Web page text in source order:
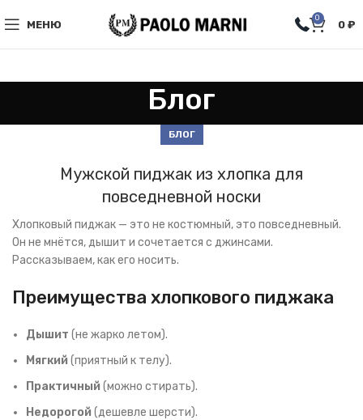
МЕНЮ
0
0 ₽
Блог
БЛОГ
Мужской пиджак из хлопка для
повседневной носки
Хлопковый пиджак — это не костюмный, это повседневный.
Он не мнётся, дышит и сочетается с джинсами.
Рассказываем, как его носить.
Преимущества хлопкового пиджака
Дышит (не жарко летом).
Мягкий (приятный к телу).
Практичный (можно стирать).
Недорогой (дешевле шерсти).